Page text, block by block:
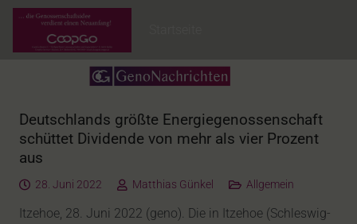
Deutschlands größte Energiegenossenschaft
schüttet Dividende von mehr als vier Prozent
aus
28. Juni 2022 Matthias Günkel Allgemein
Itzehoe, 28. Juni 2022 (geno). Die in Itzehoe (Schleswig-